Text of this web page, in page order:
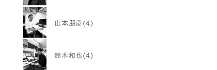
山本朋彦(4)
鈴木和也(4)